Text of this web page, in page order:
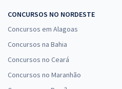
CONCURSOS NO NORDESTE
Concursos em Alagoas
Concursos na Bahia
Concursos no Ceará
Concursos no Maranhão